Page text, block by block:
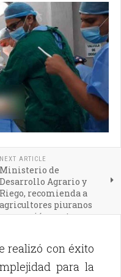
NEXT ARTICLE
Ministerio de
Desarrollo Agrario y
Riego, recomienda a
agricultores piuranos
contra
realizó con éxito
para la